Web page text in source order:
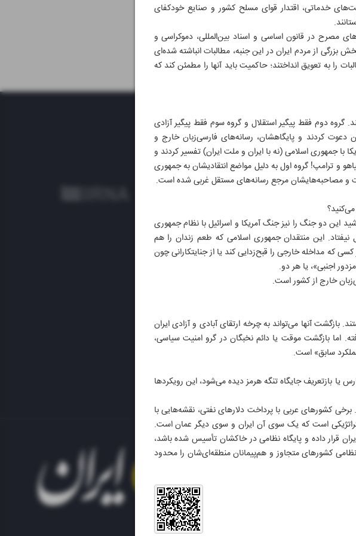
خدماتی، اقتدار قوای مسلح کشور و صنایع خودکفای
مصرح در قانون اساسی و اسناد بین‌المللی، دموکراسی و
از مردم ایران در این جنبه، مطالبات انباشته ‌شده‌ای
را به تعویق انداختند؛ حاکمیت باید آنها را مطمئن کند که
گروه دوم فقط پیگیر استقلال و گروه سوم فقط پیگیر آزادی
دعوت کردند و پایگاهشان، رسانه‌های فارسی‌زبان خارج و
جمهوری اسلامی (نه با ایران و ملت ایران) تفسیر کردند و
و ترامپ! گروه اول به دلیل مواضع انتقادیشان به جمهوری
و مصاحبه‌هایشان مرجع رسانه‌های مستقل غربی شده است.
این دو جنگ را نیز جنگ آمریکا و اسرائیل با نظام جمهوری
نیفتاد. این منتقدان جمهوری اسلامی که طعم زندان را هم
که مداخله خارجی را قبح‌زدایی کند یا از جنایتکارانی چون
اجنبی»، یا هر دو.
خارج از کشور است.
بازگشت آنها می‌تواند به چرخه ارتقای آبادی و آزادی ایران
بازگشت موقت یا دائم نخبگان در گرو امنیت سیاسی،
سابق» است.
یا بازتعریف جایگاه تنگه هرمز دیده می‌شود، این رویکردها
کشورهای عربی با پرداخت دلارهای نفتی، نقشه‌هایی با
است که یک ‌سوی آن ایران و سوی دیگر عمان است.
قرار داده و پایگاه نظامی در خاکشان تأسیس شده باشد،
کشورهای متجاوز و هم‌پیمانان منطقه‌ای‌شان را محدود
انتشارات ایران
رسانه و ارتباطات
انقلاب اسلامی
جبهه مقاومت
تاریخ شفاهی
سر دلبران
علوم انسانی
روایت مردم